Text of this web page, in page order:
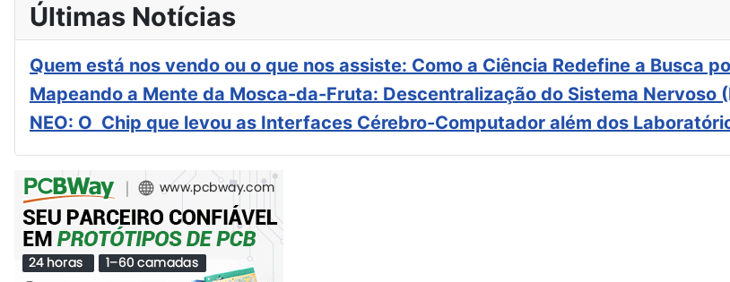
Últimas Notícias
Quem está nos vendo ou o que nos assiste: Como a Ciência Redefine a Busca
Mapeando a Mente da Mosca-da-Fruta: Descentralização do Sistema Nervoso
NEO: O Chip que levou as Interfaces Cérebro-Computador além dos